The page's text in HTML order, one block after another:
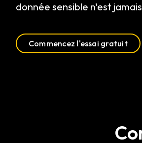
donnée sensible n'est
Commencez l'essai gratuit